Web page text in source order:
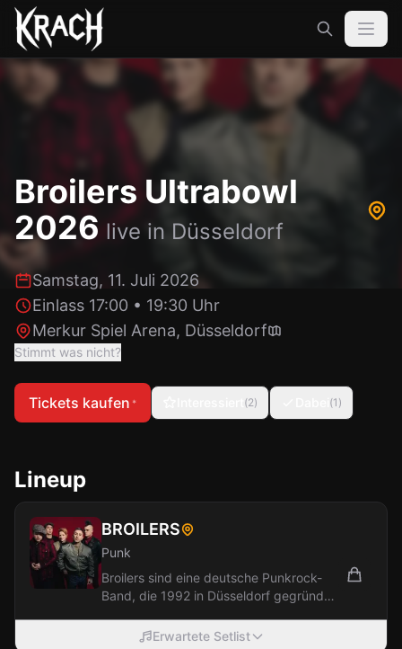
Broilers Ultrabowl
2026 live in Düsseldorf
Samstag, 11. Juli 2026
Einlass 17:00 • 19:30 Uhr
Merkur Spiel Arena, Düsseldorf
Stimmt was nicht?
Tickets kaufen * (2) (1 )
Lineup
BROILERS
Punk
Broilers sind eine deutsche Punkrock-
Band, die 1992 in Düsseldorf gegründet
Erwartete Setlist